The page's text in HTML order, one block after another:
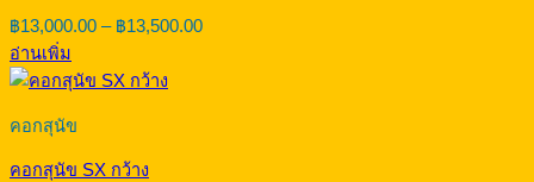
฿13,000.00 – ฿13,500.00Price
อ่านเพิ่ม
คอกสุนัข
คอกสุนัข SX กว้าง